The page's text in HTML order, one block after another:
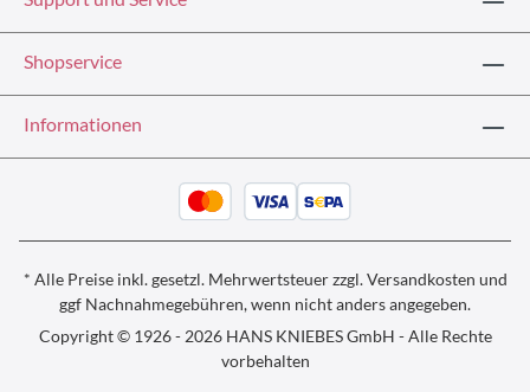
Shopservice
Informationen
* Alle Preise inkl. gesetzl. Mehrwertsteuer zzgl.Versandkosten und
ggf Nachnahmegebühren, wenn nicht anders angegeben.
Copyright © 1926 - 2026 HANS KNIEBES GmbH - Alle Rechte
vorbehalten